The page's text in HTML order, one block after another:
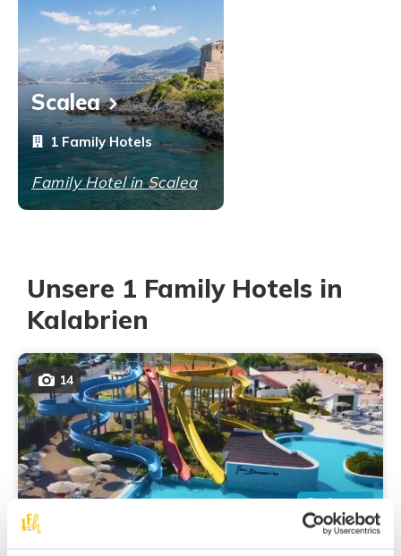
Scalea
1 Family Hotels
Family Hotel in Scalea
Unsere 1 Family Hotels in
Kalabrien
Scalea
14
San Domenico Family Hotel ****